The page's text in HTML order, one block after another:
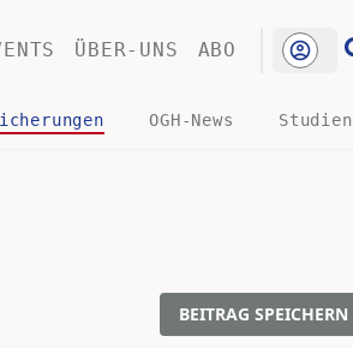
ÜBER-UNS ABO
OGH-News Studien
BEITRAG SPEICHERN